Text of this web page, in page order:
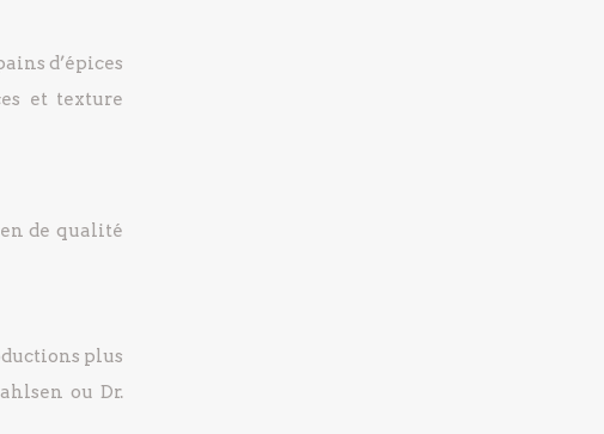
d’épices
et texture
de qualité
plus
ou Dr.